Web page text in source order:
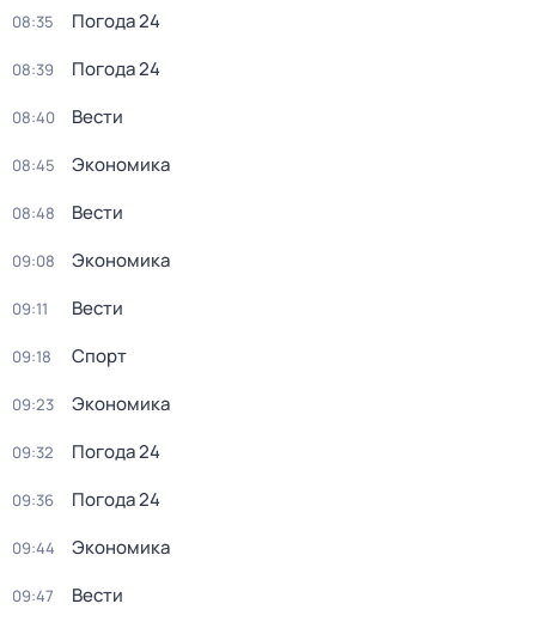
08:35 Погода 24
08:39 Погода 24
08:40 Вести
08:45 Экономика
08:48 Вести
09:08 Экономика
09:11 Вести
09:18 Спорт
09:23 Экономика
09:32 Погода 24
09:36 Погода 24
09:44 Экономика
09:47 Вести